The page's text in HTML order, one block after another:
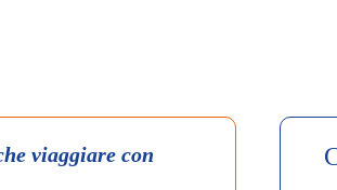
viaggiare con